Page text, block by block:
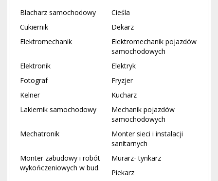
Blacharz samochodowy
Cieśla
Cukiernik
Dekarz
Elektromechanik
Elektromechanik pojazdów
samochodowych
Elektronik
Elektryk
Fotograf
Fryzjer
Kelner
Kucharz
Lakiernik samochodowy
Mechanik pojazdów
samochodowych
Mechatronik
Monter sieci i instalacji
sanitarnych
Monter zabudowy i robót
wykończeniowych w bud.
Murarz- tynkarz
Piekarz